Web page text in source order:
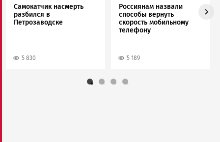
Самокатчик насмерть
разбился в
Петрозаводске
5 830
Россиянам назвали
способы вернуть
скорость мобильному
телефону
5 189